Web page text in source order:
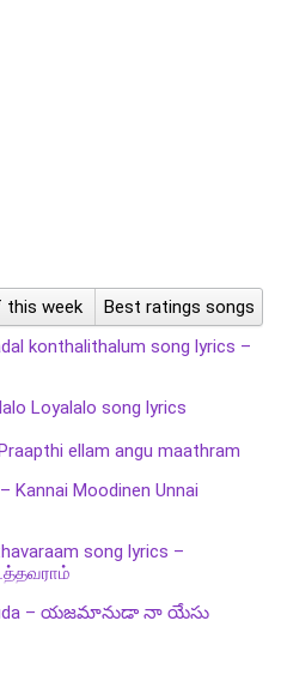
this week
Best ratings songs
konthalithalum song lyrics –
Loyalalo song lyrics
ellam angu maathram
Moodinen Unnai
song lyrics –
– యజమానుడా నా యేసు